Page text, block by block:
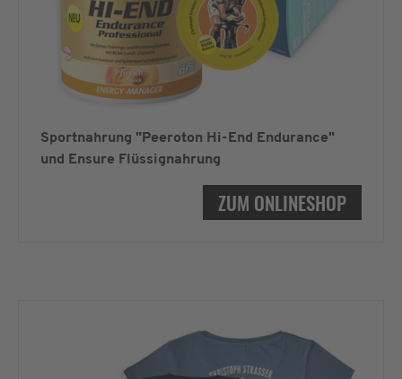
Sportnahrung "Peeroton Hi-End Endurance"
und Ensure Flüssignahrung
ZUM ONLINESHOP